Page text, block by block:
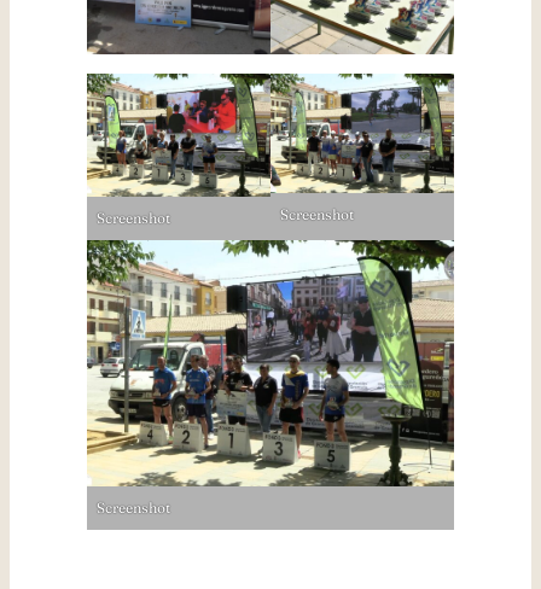
Screenshot Screenshot
Screenshot